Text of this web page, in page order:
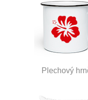
Plechový